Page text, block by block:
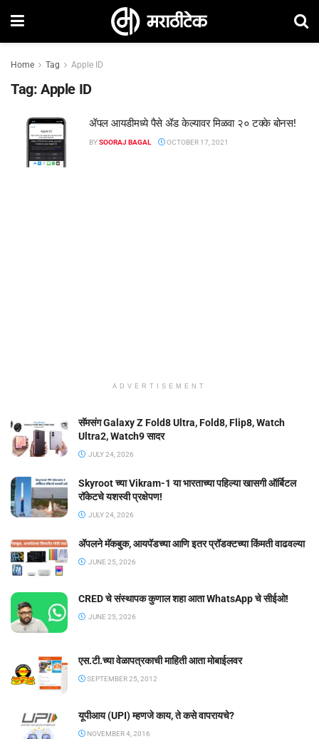
Home Tag Apple ID
Tag: Apple ID
ॲपल आयडीमध्ये पैसे ॲड केल्यावर मिळवा २० टक्के बोनस!
BYSOORAJ BAGAL OCTOBER 17, 2021
ADVERTISEMENT
सॅमसंग Galaxy Z Fold8 Ultra, Fold8, Flip8, Watch
Ultra2, Watch9 सादर
JULY 24, 2026
Skyroot च्या Vikram-1 या भारताच्या पहिल्या खासगी ऑर्बिटल
रॉकेटचे यशस्वी प्रक्षेपण!
JULY 24, 2026
ॲपलने मॅकबुक, आयपॅडच्या आणि इतर प्रॉडक्टच्या किंमती वाढवल्या
JUNE 25, 2026
CRED चे संस्थापक कुणाल शहा आता WhatsApp चे सीईओ!
JUNE 25, 2026
एस.टी.च्या वेळापत्रकाची माहिती आता मोबाईलवर
SEPTEMBER 25, 2012
यूपीआय (UPI) म्हणजे काय, ते कसे वापरायचे?
NOVEMBER 4, 2016